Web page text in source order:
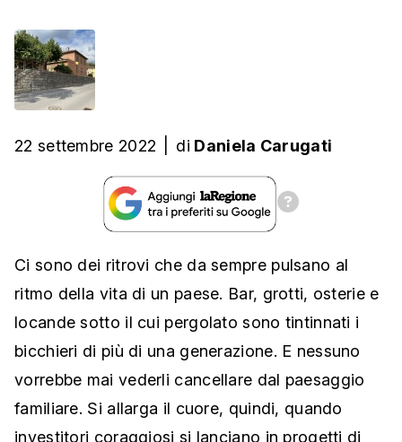
22 settembre 2022 di Daniela Carugati
Ci sono dei ritrovi che da sempre pulsano al
ritmo della vita di un paese. Bar, grotti, osterie e
locande sotto il cui pergolato sono tintinnati i
bicchieri di più di una generazione. E nessuno
vorrebbe mai vederli cancellare dal paesaggio
familiare. Si allarga il cuore, quindi, quando
investitori coraggiosi si lanciano in progetti di